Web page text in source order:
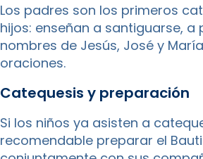
Los padres son los primeros
hijos: enseñan a santiguarse, a
nombres de Jesús, José y
oraciones.
Catequesis y preparación
Si los niños ya asisten a
recomendable preparar el